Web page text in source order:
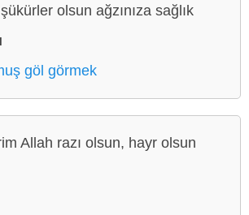
olsun ağzınıza sağlık
göl görmek
Allah razı olsun, hayr olsun